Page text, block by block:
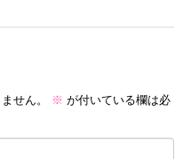
せん。 ※ が付いている欄は必